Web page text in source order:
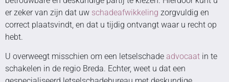
er zeker van zijn dat uw schadeafwikkeling zorgvuldig en
correct plaatsvindt, en dat u tijdig ontvangt waar u recht op
hebt.
U overweegt misschien om een letselschade advocaat in te
schakelen in de regio Breda. Echter, weet u dat een